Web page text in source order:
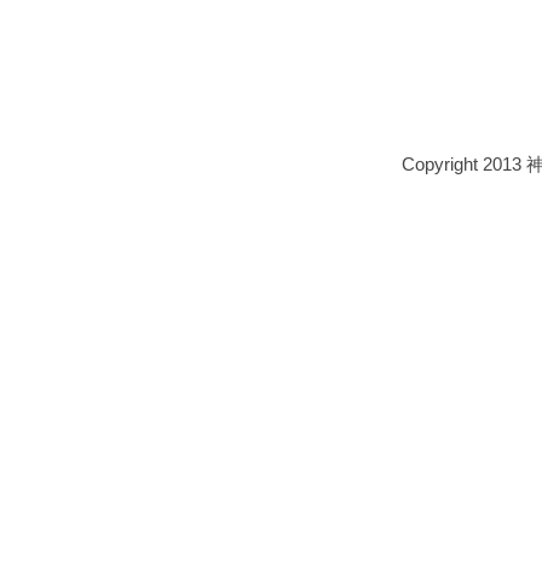
Copyright 2013